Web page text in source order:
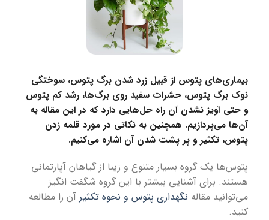
بیماری‌های پتوس از قبیل زرد شدن برگ پتوس، سوختگی
نوک برگ پتوس، حشرات سفید روی برگ‌ها، رشد کم پتوس
و حتی آویز نشدن آن راه حل‌هایی دارد که در این مقاله به
آن‌ها می‌پردازیم. همچنین به نکاتی در مورد قلمه زدن
پتوس، تکثیر و پر پشت شدن آن اشاره می‌کنیم.
پتوس‌ها یک گروه بسیار متنوع و زیبا از گیاهان آپارتمانی
هستند. برای آشنایی بیشتر با این گروه شگفت انگیز
می‌توانید مقاله نگهداری پتوس و نحوه تکثیر آن را مطالعه
کنید.